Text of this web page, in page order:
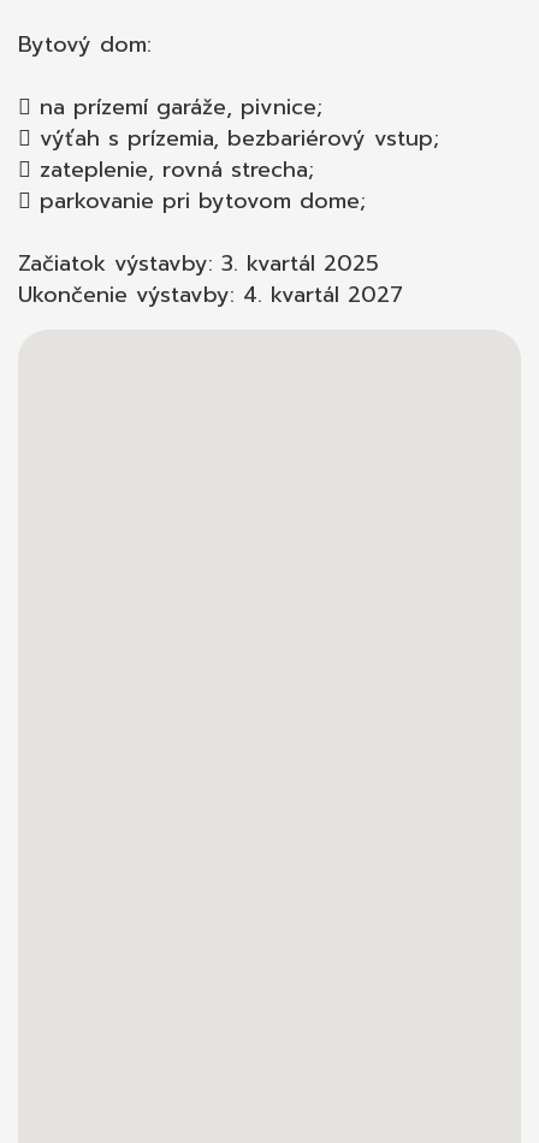
Bytový dom:
 na prízemí garáže, pivnice;
 výťah s prízemia, bezbariérový vstup;
 zateplenie, rovná strecha;
 parkovanie pri bytovom dome;
Začiatok výstavby: 3. kvartál 2025
Ukončenie výstavby: 4. kvartál 2027